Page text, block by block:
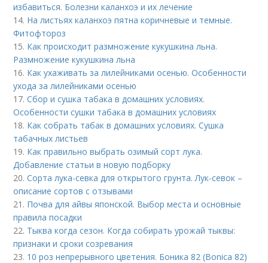
избавиться. Болезни каланхоэ и их лечение
14. На листьях каланхоэ пятна коричневые и темные.
Фитофтороз
15. Как происходит размножение кукушкина льна.
Размножение кукушкина льна
16. Как ухаживать за лилейниками осенью. Особенности
ухода за лилейниками осенью
17.Сбор и сушка табака в домашних условиях.
Особенности сушки табака в домашних условиях
18. Как собрать табак в домашних условиях. Сушка
табачных листьев
19. Как правильно выбрать озимый сорт лука.
Добавление статьи в новую подборку
20.Сорта лука-севка для открытого грунта. Лук-севок –
описание сортов с отзывами
21. Почва для айвы японской. Выбор места и основные
правила посадки
22. Тыква когда сезон. Когда собирать урожай тыквы:
признаки и сроки созревания
23. 10 роз непрерывного цветения. Боника 82 (Bonica 82)